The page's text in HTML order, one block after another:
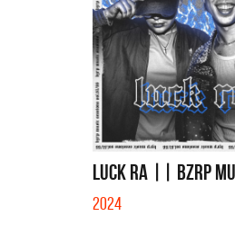
LUCK RA || BZRP
2024